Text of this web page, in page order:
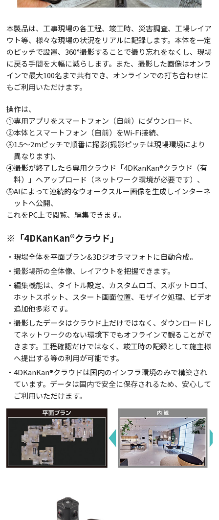
本製品は、工事現場の各工程、竣工時、災害調査、工場レイア
ウト等、様々な現場の状況をリアルに記録します。本体を一定
のピッチで設置、360°撮影することで撮り忘れをなくし、現場
に戻る手間を大幅に減らします。また、撮影した画像はオンラ
インで最大100名まで共有でき、オンラインでの打ち合わせに
もご利用いただけます。
操作は、
①専用アプリをスマートフォン（自前）にダウンロード、
②本体とスマートフォン（自前）をWi-Fi接続、
③1.5～2mピッチで順番に撮影(撮影ピッチは現場環境により
異なります)、
④撮影が終了したら専用クラウド「4DKanKan®クラウド（有
料）」へアップロード（ネットワーク環境が必要です）、
⑤AIによって連続的なウォークスルー画像を生成しインターネ
ットへ公開、
これをPC上で閲覧、編集できます。
※「4DKanKan®クラウド」
・現場全体を平面プラン&3Dジオラマフォトに自動合成。
・撮影場所の全体像、レイアウトを把握できます。
・編集機能は、タイトル設定、カスタムロゴ、スポットロゴ、
ホットスポット、スタート画面位置、モザイク処理、ビデオ
追加他多彩です。
・撮影したデータはクラウド上だけではなく、ダウンロードし
てネットワークのない環境下でもオフラインで観ることがで
きます。工程確認だけではなく、竣工時の記録として施主様
へ提出する等の利用が可能です。
・4DKanKan®クラウドは国内のインフラ環境のみで構築され
ています。データは国内で安全に保存されるため、安心して
ご利用いただけます。